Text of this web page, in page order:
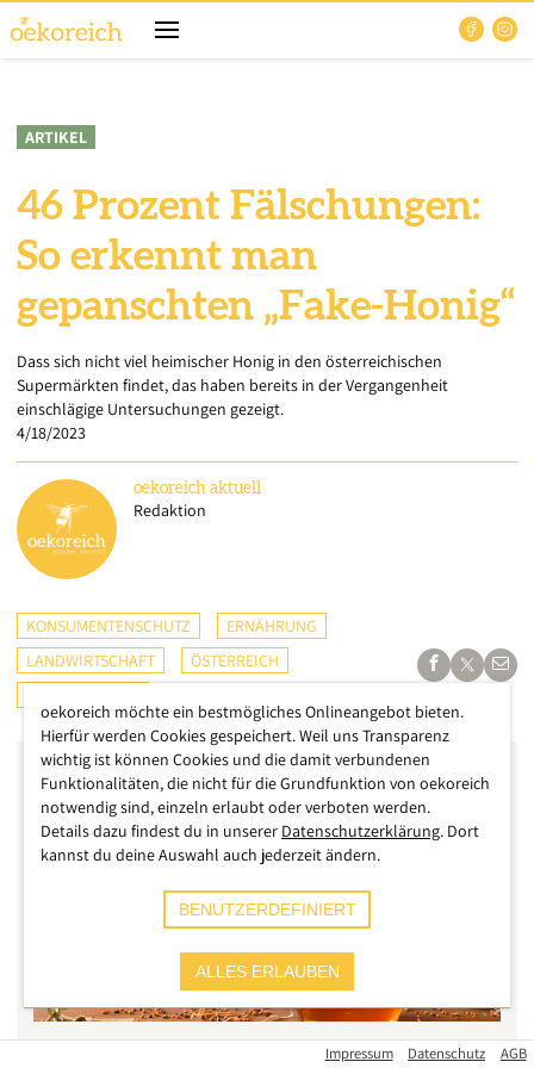
ARTIKEL
46 Prozent Fälschungen:
So erkennt man
gepanschten „Fake-Honig“
Dass sich nicht viel heimischer Honig in den österreichischen
Supermärkten findet, das haben bereits in der Vergangenheit
einschlägige Untersuchungen gezeigt.
4/18/2023
oekoreich aktuell
Redaktion
KONSUMENTENSCHUTZ
ERNÄHRUNG
LANDWIRTSCHAFT
ÖSTERREICH
Impressum Datenschutz AGB
oekoreich möchte ein bestmögliches Onlineangebot bieten.
Hierfür werden Cookies gespeichert. Weil uns Transparenz
wichtig ist können Cookies und die damit verbundenen
Funktionalitäten, die nicht für die Grundfunktion von oekoreich
notwendig sind, einzeln erlaubt oder verboten werden.
Details dazu findest du in unserer Datenschutzerklärung. Dort
kannst du deine Auswahl auch jederzeit ändern.
BENUTZERDEFINIERT
ALLES ERLAUBEN